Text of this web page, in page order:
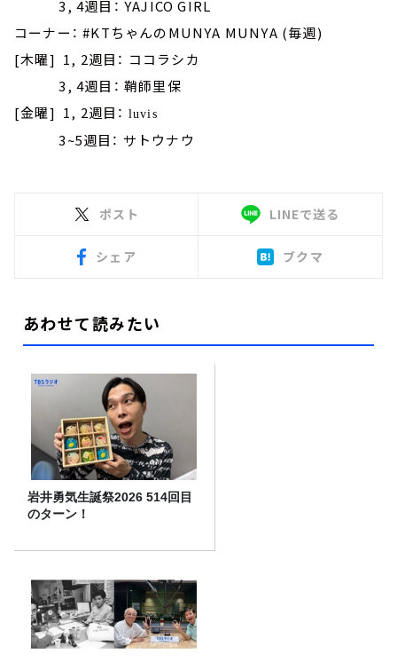
3, 4週目： YAJICO GIRL
コーナー： #KTちゃんのMUNYA MUNYA (毎週)
[木曜] 1, 2週目： ココラシカ
3, 4週目： 鞘師里保
[金曜] 1, 2週目： luvis
3~5週目： サトウナウ
ポスト LINEで送る
シェア ブクマ
あわせて読みたい
岩井勇気生誕祭2026 514回目
のターン！